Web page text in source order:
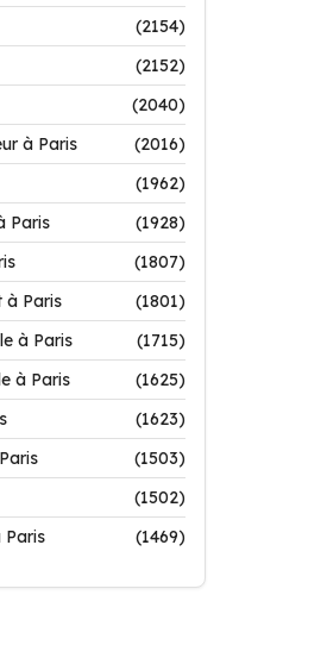
(2154)
(2152)
(2040)
à Paris
(2016)
(1962)
Paris
(1928)
(1807)
à Paris
(1801)
à Paris
(1715)
à Paris
(1625)
(1623)
(1503)
(1502)
Paris
(1469)